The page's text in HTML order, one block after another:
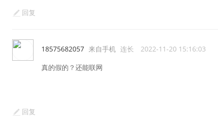
回复
18575682057 来自手机 连长 2022-11-20 15:16:03
真的假的？还能联网
回复